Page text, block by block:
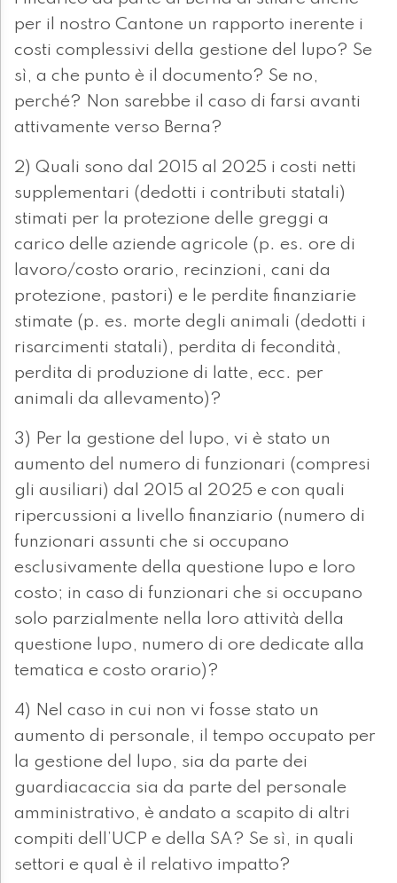
per il nostro Cantone un rapporto inerente i
costi complessivi della gestione del lupo? Se
sì, a che punto è il documento? Se no,
perché? Non sarebbe il caso di farsi avanti
attivamente verso Berna?
2) Quali sono dal 2015 al 2025 i costi netti
supplementari (dedotti i contributi statali)
stimati per la protezione delle greggi a
carico delle aziende agricole (p. es. ore di
lavoro/costo orario, recinzioni, cani da
protezione, pastori) e le perdite finanziarie
stimate (p. es. morte degli animali (dedotti i
risarcimenti statali), perdita di fecondità,
perdita di produzione di latte, ecc. per
animali da allevamento)?
3) Per la gestione del lupo, vi è stato un
aumento del numero di funzionari (compresi
gli ausiliari) dal 2015 al 2025 e con quali
ripercussioni a livello finanziario (numero di
funzionari assunti che si occupano
esclusivamente della questione lupo e loro
costo; in caso di funzionari che si occupano
solo parzialmente nella loro attività della
questione lupo, numero di ore dedicate alla
tematica e costo orario)?
4) Nel caso in cui non vi fosse stato un
aumento di personale, il tempo occupato per
la gestione del lupo, sia da parte dei
guardiacaccia sia da parte del personale
amministrativo, è andato a scapito di altri
compiti dell’UCP e della SA? Se sì, in quali
settori e qual è il relativo impatto?